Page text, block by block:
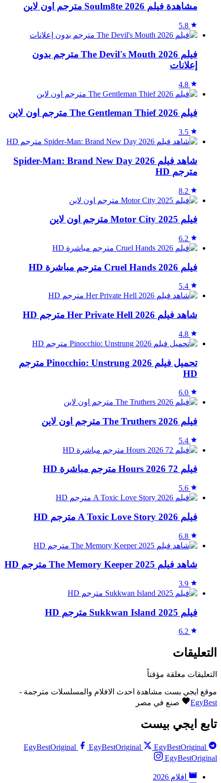
مشاهدة فيلم Soulm8te 2026 مترجم اون لاين
5.8
فيلم The Devil's Mouth 2026 مترجم بدون
إعلانات
4.8
فيلم The Gentleman Thief 2026 مترجم اون لاين
3.5
شاهد فيلم Spider-Man: Brand New Day 2026
مترجم HD
8.2
فيلم Motor City 2025 مترجم اون لاين
6.2
فيلم Cruel Hands 2026 مترجم مباشرة HD
5.4
شاهد فيلم Her Private Hell 2026 مترجم HD
4.8
تحميل فيلم Pinocchio: Unstrung 2026 مترجم
HD
6.0
فيلم The Truthers 2026 مترجم اون لاين
5.4
فيلم 72 Hours 2026 مترجم مباشرة HD
5.6
فيلم A Toxic Love Story 2026 مترجم HD
6.8
شاهد فيلم The Memory Keeper 2025 مترجم HD
3.9
فيلم Sukkwan Island 2025 مترجم HD
6.2
التعليقات
التعليقات مغلقة مؤقتاً
موقع ايجي بست مشاهدة احدث الافلام والمسلسلات مترجمة -
EgyBest
صنع في مصر
تابع ايجي بيست
EgyBestOriginal EgyBestOriginal
EgyBestOriginal
EgyBestOriginal
افلام 2026